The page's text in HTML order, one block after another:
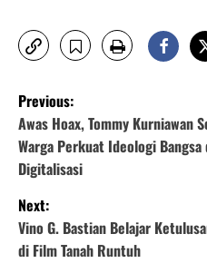
P
o
s
t
n
Previous:
Awas Hoax, Tommy Kurniawan
Warga Perkuat Ideologi
Digitalisasi
Next:
Vino G. Bastian Belajar
di Film Tanah Runtuh